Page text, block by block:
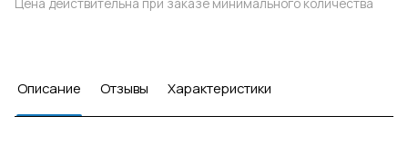
Цена действительна при заказе минимального количества
Описание Отзывы Характеристики